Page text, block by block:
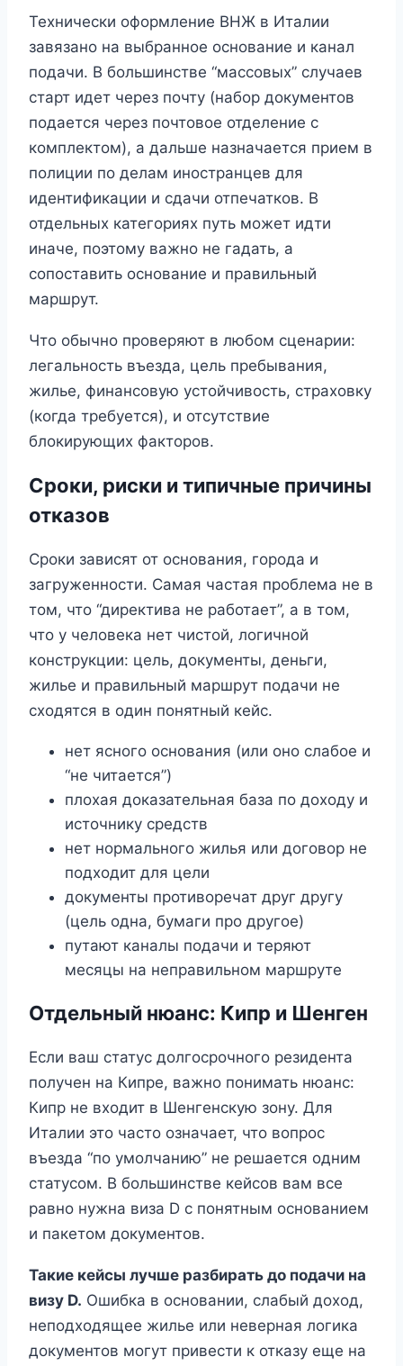
Технически оформление ВНЖ в Италии
завязано на выбранное основание и канал
подачи. В большинстве “массовых” случаев
старт идет через почту (набор документов
подается через почтовое отделение с
комплектом), а дальше назначается прием в
полиции по делам иностранцев для
идентификации и сдачи отпечатков. В
отдельных категориях путь может идти
иначе, поэтому важно не гадать, а
сопоставить основание и правильный
маршрут.
Что обычно проверяют в любом сценарии:
легальность въезда, цель пребывания,
жилье, финансовую устойчивость, страховку
(когда требуется), и отсутствие
блокирующих факторов.
Сроки, риски и типичные причины
отказов
Сроки зависят от основания, города и
загруженности. Самая частая проблема не в
том, что “директива не работает”, а в том,
что у человека нет чистой, логичной
конструкции: цель, документы, деньги,
жилье и правильный маршрут подачи не
сходятся в один понятный кейс.
нет ясного основания (или оно слабое и
“не читается”)
плохая доказательная база по доходу и
источнику средств
нет нормального жилья или договор не
подходит для цели
документы противоречат друг другу
(цель одна, бумаги про другое)
путают каналы подачи и теряют
месяцы на неправильном маршруте
Отдельный нюанс: Кипр и Шенген
Если ваш статус долгосрочного резидента
получен на Кипре, важно понимать нюанс:
Кипр не входит в Шенгенскую зону. Для
Италии это часто означает, что вопрос
въезда “по умолчанию” не решается одним
статусом. В большинстве кейсов вам все
равно нужна виза D с понятным основанием
и пакетом документов.
Такие кейсы лучше разбирать до подачи на
визу D. Ошибка в основании, слабый доход,
неподходящее жилье или неверная логика
документов могут привести к отказу еще на